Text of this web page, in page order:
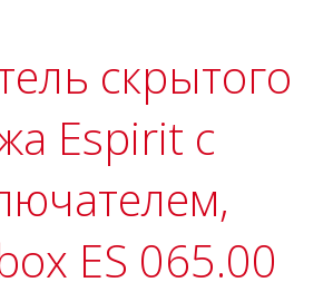
скрытого
Espirit с
ES 065.00